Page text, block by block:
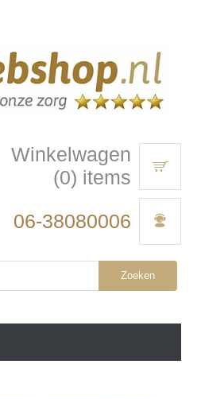
Winkelwagen
(0) items
06-38080006
Zoeken